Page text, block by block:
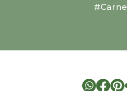
#Carne